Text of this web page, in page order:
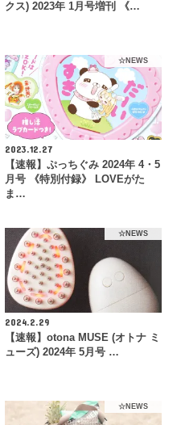
クス) 2023年 1月号増刊 《…
☆NEWS
2023.12.27
【速報】ぷっちぐみ 2024年 4・5
月号 《特別付録》 LOVEがた
ま…
☆NEWS
2024.2.29
【速報】otona MUSE (オトナ ミ
ューズ) 2024年 5月号 …
☆NEWS